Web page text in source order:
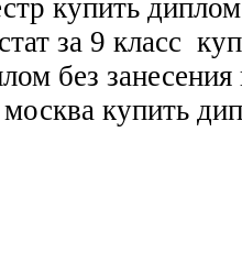
купить
за 9 класс
без
купить